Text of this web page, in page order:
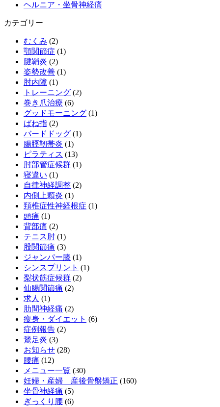
ヘルニア・坐骨神経痛
カテゴリー
むくみ (2)
顎関節症 (1)
腱鞘炎 (2)
姿勢改善 (1)
肘内障 (1)
トレーニング (2)
巻き爪治療 (6)
グッドモーニング (1)
ばね指 (2)
バードドッグ (1)
腸脛靭帯炎 (1)
ピラティス (13)
肘部管症候群 (1)
寝違い (1)
自律神経調整 (2)
内側上顆炎 (1)
頚椎症性神経根症 (1)
頭痛 (1)
背部痛 (2)
テニス肘 (1)
股関節痛 (3)
ジャンパー膝 (1)
シンスプリント (1)
梨状筋症候群 (2)
仙腸関節痛 (2)
求人 (1)
肋間神経痛 (2)
痩身・ダイエット (6)
症例報告 (2)
鵞足炎 (3)
お知らせ (28)
腰痛 (12)
メニュー一覧 (30)
妊婦・産婦 産後骨盤矯正 (160)
坐骨神経痛 (5)
ぎっくり腰 (6)